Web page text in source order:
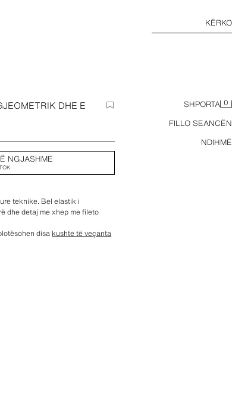
KËRKO
SHPORTA 0
FILLO SEANCËN
NDIHMË
DHE E
NGJASHME
teknike. Bel elastik i
dhe detaj me xhep me fileto
9 cm.
cm.
disa kushte të veçanta